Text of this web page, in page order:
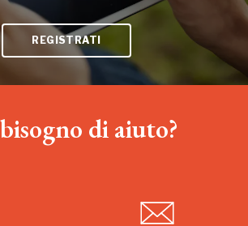
REGISTRATI
di aiuto?